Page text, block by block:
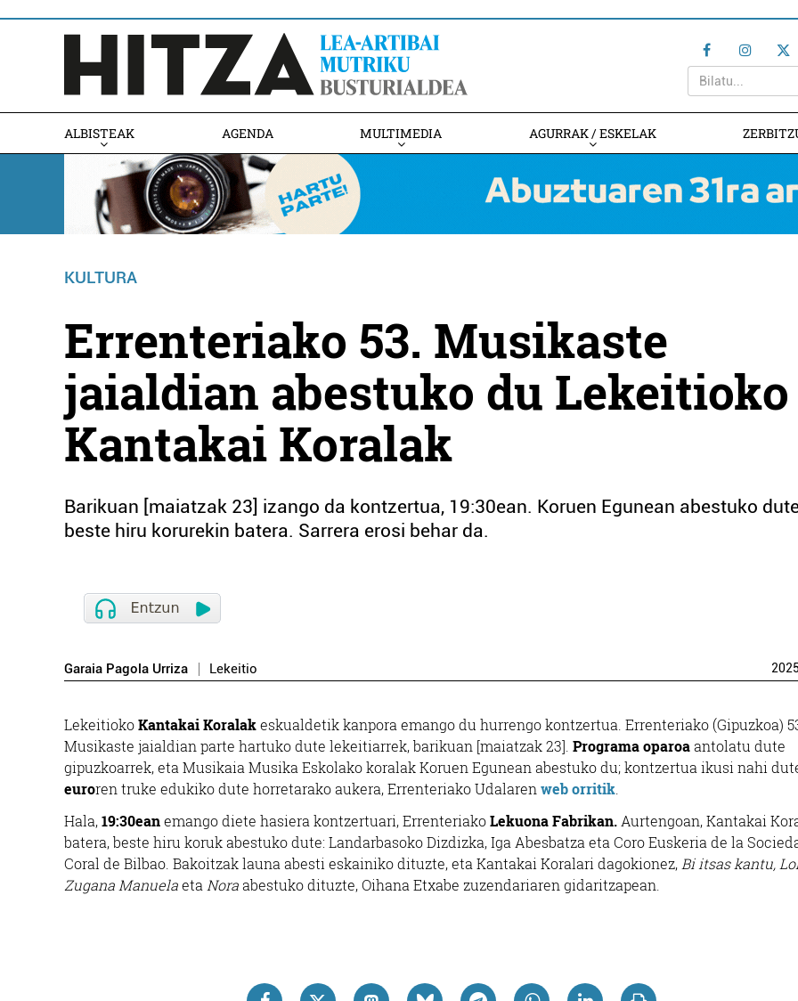
ALBISTEAK AGENDA MULTIMEDIA AGURRAK / ESKELAK
KULTURA
Errenteriako 53. Musikaste
jaialdian abestuko du Lekeitioko
Kantakai Koralak
Barikuan [maiatzak 23] izango da kontzertua, 19:30ean. Koruen Egunean abestuko
beste hiru korurekin batera. Sarrera erosi behar da.
Garaia Pagola Urriza Lekeitio 2025
LekeitiokoKantakai Koralakeskualdetik kanpora emango du hurrengo kontzertua. Errenteriako (Gipuzkoa)
Musikaste jaialdian parte hartuko dute lekeitiarrek, barikuan [maiatzak 23]. Programa oparoaantolatu dute
gipuzkoarrek, eta Musikaia Musika Eskolako koralak Koruen Egunean abestuko du; kontzertua ikusi nahi
euroren truke edukiko dute horretarako aukera, Errenteriako Udalaren web orritik
Hala,19:30eanemango diete hasiera kontzertuari, ErrenteriakoLekuona Fabrikan. Aurtengoan, Kantakai
batera, beste hiru koruk abestuko dute: Landarbasoko Dizdizka, Iga Abesbatza eta Coro Euskeria de la
Coral de Bilbao. Bakoitzak launa abesti eskainiko dituzte, eta Kantakai Koralari dagokionez, Bi itsas kantu,
Zugana Manuelaeta Noraabestuko dituzte, Oihana Etxabe zuzendariaren gidaritzapean.